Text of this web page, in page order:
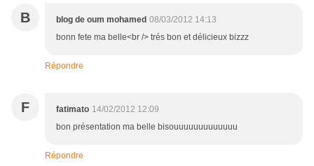
B blog de oum mohamed 08/03/2012 14:13
bonn fete ma belle<br /> trés bon et délicieux bizzz
Répondre
F fatimato 14/02/2012 12:09
bon présentation ma belle bisouuuuuuuuuuuuu
Répondre